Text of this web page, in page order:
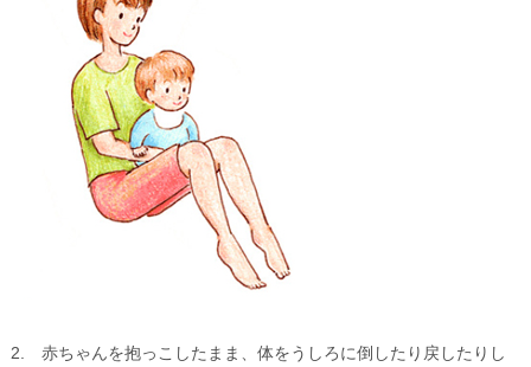
2. 赤ちゃんを抱っこしたまま、体をうしろに倒したり戻したりし